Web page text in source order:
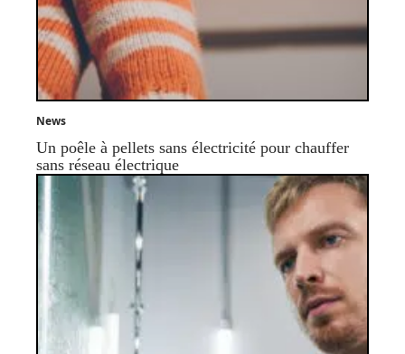
News
Un poêle à pellets sans électricité pour chauffer
sans réseau électrique